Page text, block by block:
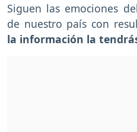
Siguen las emociones
de nuestro país con
la información la